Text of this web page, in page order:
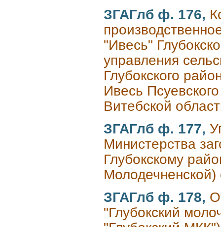
ЗГАГлб ф. 176,
"Ивесь"
управления
Глубокского
Ивесь
Витебской
ЗГАГлб ф. 177,
Министерства
Глубокскому
Молодечненской)
ЗГАГлб ф. 178,
"Глубокский